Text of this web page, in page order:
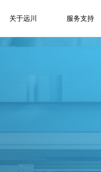
关于远川 服务支持